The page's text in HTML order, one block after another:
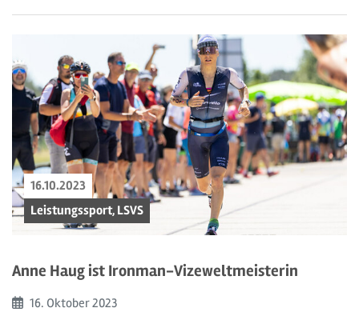
Anne Haug ist Ironman-Vizeweltmeisterin
Beginn:
16. Oktober2023
16.10.2023
Leistungssport, LSVS